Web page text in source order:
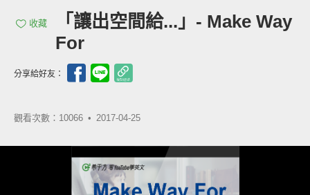
收藏
「讓出空間給...」- Make Way
For
分享給好友：
觀看次數：10066 • 2017-04-25